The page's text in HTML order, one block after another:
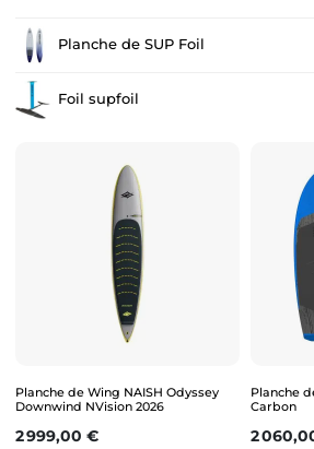
Planche de SUP Foil
Foil supfoil
Planche de Wing NAISH Odyssey
Downwind NVision 2026
Prix
2 999,00 €
Planche
Carbon
Prix
2